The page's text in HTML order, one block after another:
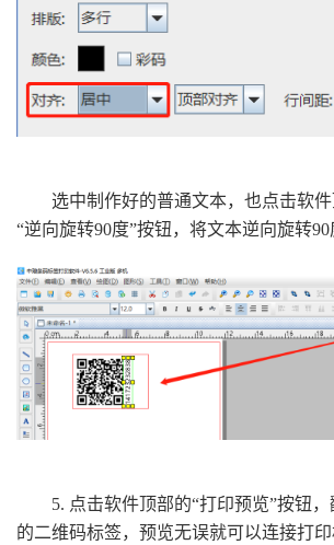
选中制作好的普通文本，也点击软
“逆向旋转90度”按钮，将文本逆向旋转90
5. 点击软件顶部的“打印预览”按钮
的二维码标签，预览无误就可以连接打